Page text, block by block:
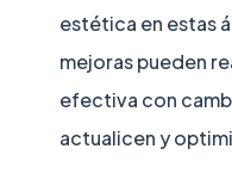
estética en estas
mejoras pueden
efectiva con
actualicen y